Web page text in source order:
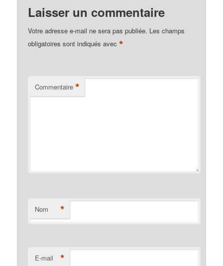
Laisser un commentaire
Votre adresse e-mail ne sera pas publiée. Les champs
obligatoires sont indiqués avec*
Commentaire *
Nom *
E-mail *